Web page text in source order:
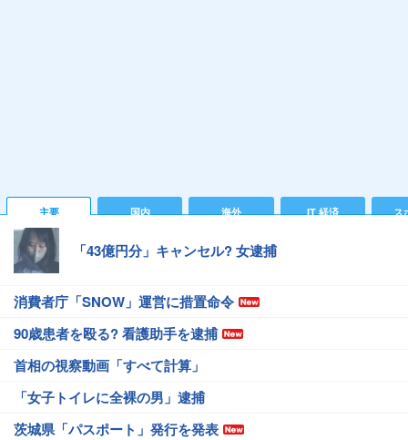
主要 国内 海外 IT 経済 ス
「43億円分」キャンセル? 女逮捕
消費者庁「SNOW」運営に措置命令
90歳患者を殴る? 看護助手を逮捕
首相の視察動画「すべて計算」
「女子トイレに全裸の男」逮捕
茨城県「パスポート」発行を発表